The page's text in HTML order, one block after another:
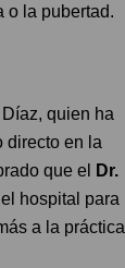
o la pubertad.
quien ha
directo en la
que el
Dr.
hospital para
a la práctica